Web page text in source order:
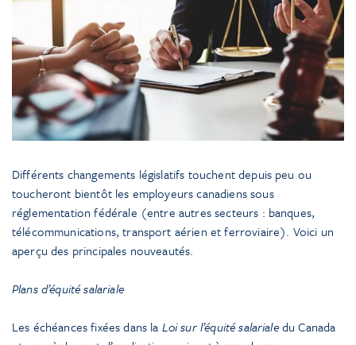
Différents changements législatifs touchent depuis peu ou
toucheront bientôt les employeurs canadiens sous
réglementation fédérale (entre autres secteurs : banques,
télécommunications, transport aérien et ferroviaire). Voici un
aperçu des principales nouveautés.
Plans d’équité salariale
Les échéances fixées dans la Loi sur l’équité salarialedu Canada